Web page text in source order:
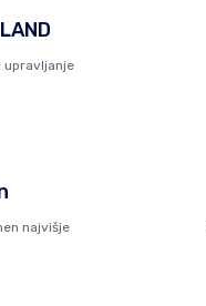
upravljanje
najvišje